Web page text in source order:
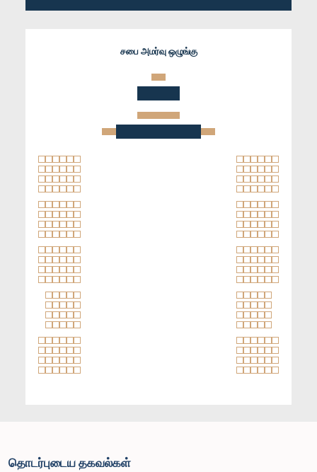
சபை அமர்வு ஒழுங்கு
தொடர்புடைய தகவல்கள்